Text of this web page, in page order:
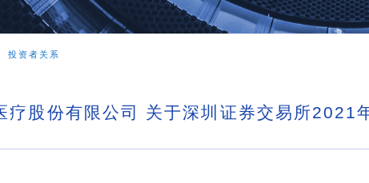
投资者关系
疗股份有限公司 关于深圳证券交易所2021